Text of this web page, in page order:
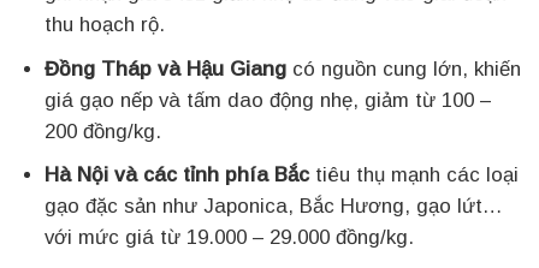
thu hoạch rộ.
Đồng Tháp và Hậu Giangcó nguồn cung lớn, khiến
giá gạo nếp và tấm dao động nhẹ, giảm từ 100 –
200 đồng/kg.
Hà Nội và các tỉnh phía Bắctiêu thụ mạnh các loại
gạo đặc sản như Japonica, Bắc Hương, gạo lứt…
với mức giá từ 19.000 – 29.000 đồng/kg.